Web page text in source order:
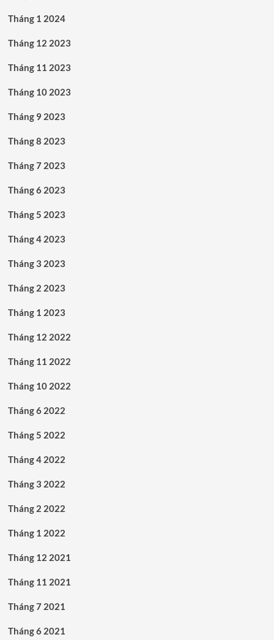
Tháng 1 2024
Tháng 12 2023
Tháng 11 2023
Tháng 10 2023
Tháng 9 2023
Tháng 8 2023
Tháng 7 2023
Tháng 6 2023
Tháng 5 2023
Tháng 4 2023
Tháng 3 2023
Tháng 2 2023
Tháng 1 2023
Tháng 12 2022
Tháng 11 2022
Tháng 10 2022
Tháng 6 2022
Tháng 5 2022
Tháng 4 2022
Tháng 3 2022
Tháng 2 2022
Tháng 1 2022
Tháng 12 2021
Tháng 11 2021
Tháng 7 2021
Tháng 6 2021